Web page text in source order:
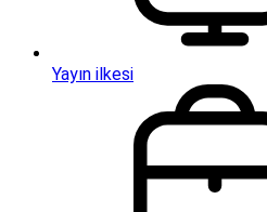
Yayın ilkesi